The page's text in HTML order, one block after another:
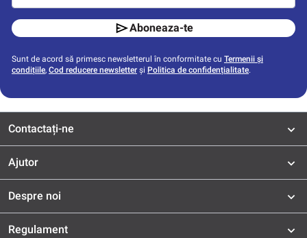
Aboneaza-te
Sunt de acord să primesc newsletterul în conformitate cu Termenii și
condițiile, Cod reducere newsletter și Politica de confidențialitate.
Contactați-ne
Ajutor
Despre noi
Regulament